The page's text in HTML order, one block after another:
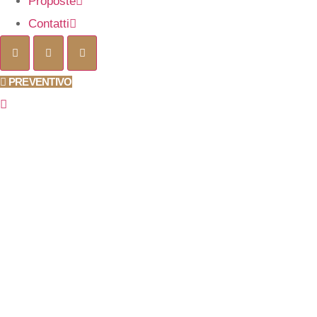
Contatti
PREVENTIVO